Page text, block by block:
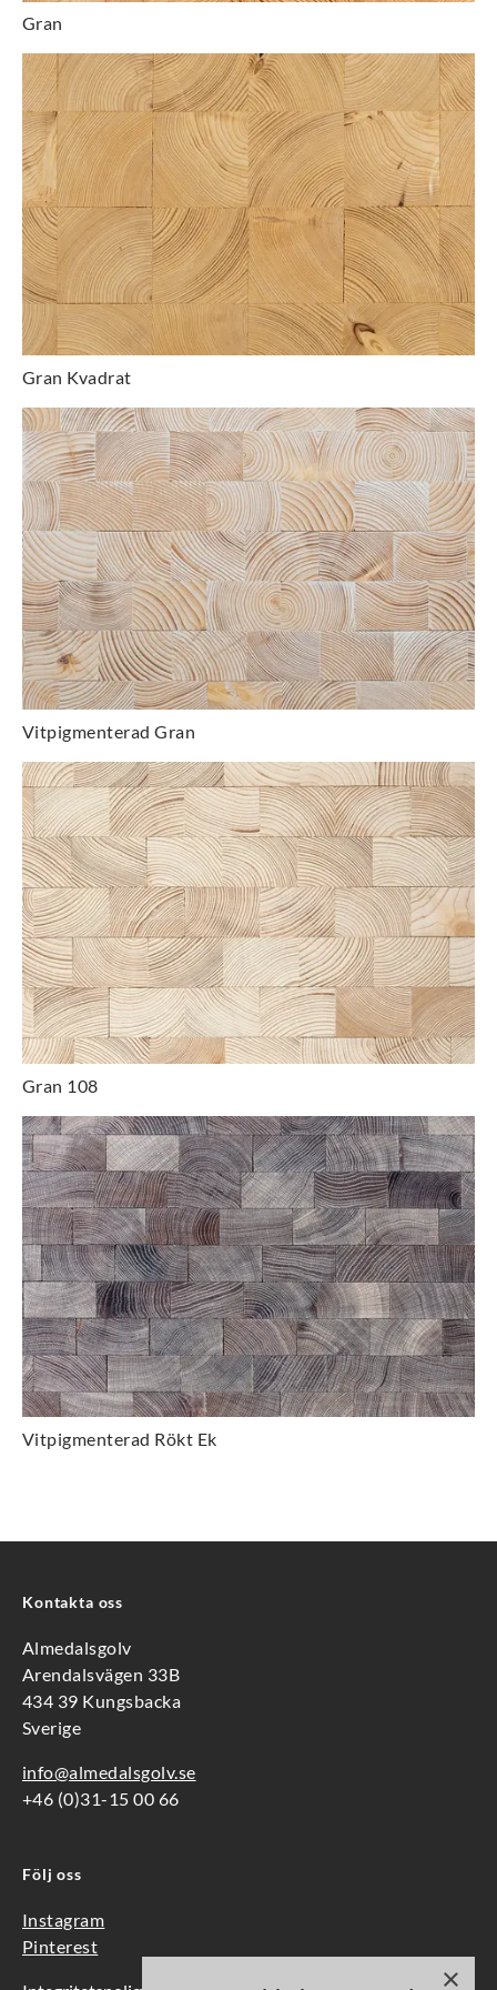
Gran
Gran Kvadrat
Vitpigmenterad Gran
Gran 108
Vitpigmenterad Rökt Ek
Kontakta oss
Almedalsgolv
Arendalsvägen 33B
434 39 Kungsbacka
Sverige
info@almedalsgolv.se
+46 (0)31-15 00 66
Följ oss
Instagram
Pinterest
×